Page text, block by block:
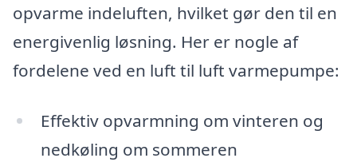
opvarme indeluften, hvilket gør den til en
energivenlig løsning. Her er nogle af
fordelene ved en luft til luft varmepumpe:
Effektiv opvarmning om vinteren og
nedkøling om sommeren